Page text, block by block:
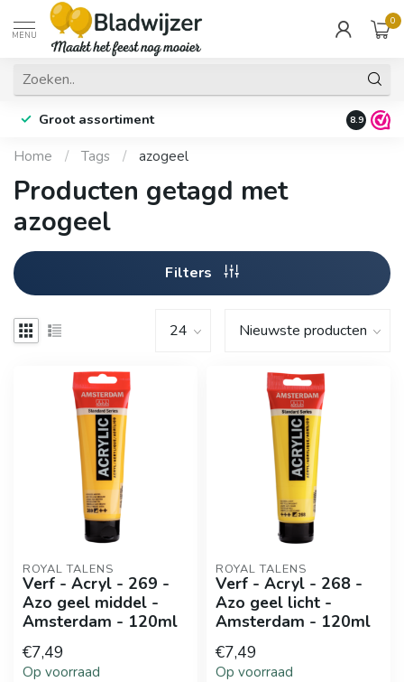
MENU
0
Groot assortiment Fysieke
8.9
Home / Tags / azogeel
Producten getagd met
azogeel
Filters
ROYAL TALENS
Verf - Acryl - 269 -
Azo geel middel -
Amsterdam - 120ml
€7,49
Op voorraad
ROYAL TALENS
Verf - Acryl - 268 -
Azo geel licht -
Amsterdam - 120ml
€7,49
Op voorraad